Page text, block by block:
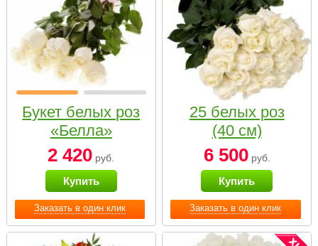
Заказать в один клик
Букет белых роз
«Белла»
2 420 руб.
Купить
Заказать в один клик
25 белых роз
(40 см)
6 500руб.
Купить